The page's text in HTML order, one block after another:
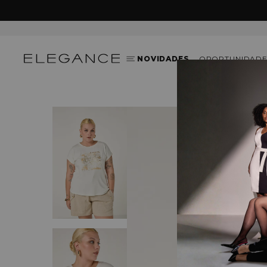
NOVIDADES